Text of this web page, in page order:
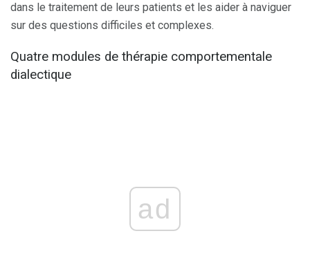
dans le traitement de leurs patients et les aider à naviguer
sur des questions difficiles et complexes.
Quatre modules de thérapie comportementale
dialectique
ad